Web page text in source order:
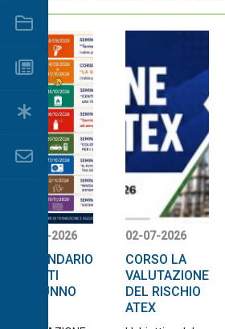
L'Associazione Informa
News dalle aziende
Contatti
31-07-2026
CALENDARIO
EVENTI
AUTUNNO
02-07-2026
CORSO LA
VALUTAZIONE
DEL RISCHIO
ATEX